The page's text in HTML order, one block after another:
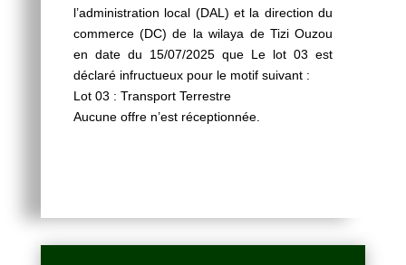
l’administration local (DAL) et la direction du
commerce (DC) de la wilaya de Tizi Ouzou
en date du 15/07/2025 que Le lot 03 est
déclaré infructueux pour le motif suivant :
Lot 03 : Transport Terrestre
Aucune offre n’est réceptionnée.